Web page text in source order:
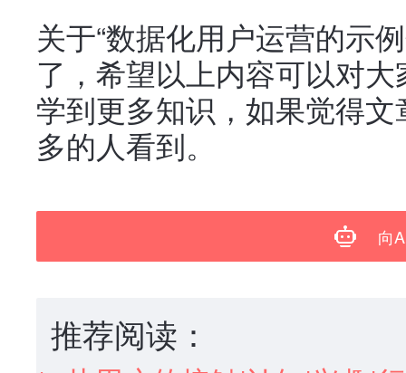
关于“数据化用户运营的示
了，希望以上内容可以对
学到更多知识，如果觉得
多的人看到。
向
推荐阅读：